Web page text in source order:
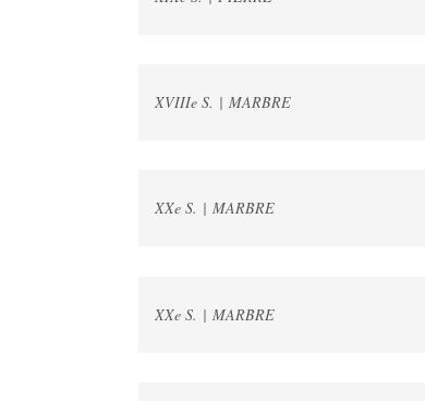
XVIIIe S. | MARBRE
XXe S. | MARBRE
XXe S. | MARBRE